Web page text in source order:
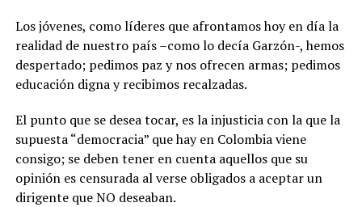
Los jóvenes, como líderes que afrontamos hoy en día la
realidad de nuestro país –como lo decía Garzón-, hemos
despertado; pedimos paz y nos ofrecen armas; pedimos
educación digna y recibimos recalzadas.
El punto que se desea tocar, es la injusticia con la que la
supuesta “democracia” que hay en Colombia viene
consigo; se deben tener en cuenta aquellos que su
opinión es censurada al verse obligados a aceptar un
dirigente que NO deseaban.